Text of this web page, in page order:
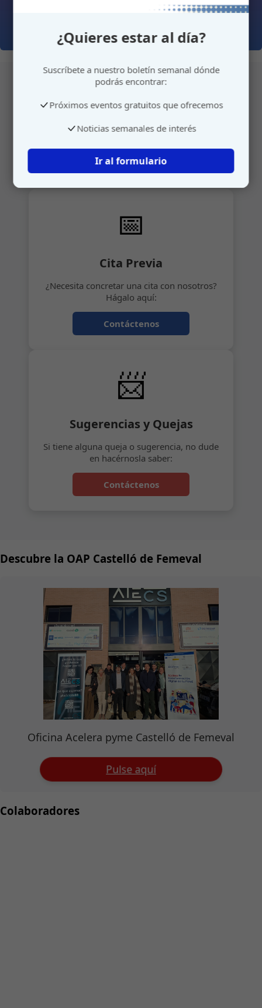
Atención personalizada
manera rápida y sencilla.
📅
Cita Previa
¿Necesita concretar una cita con nosotros?
Hágalo aquí:
Contáctenos
📨
Sugerencias y Quejas
Si tiene alguna queja o sugerencia, no dude
en hacérnosla saber:
Contáctenos
Descubre la OAP Castelló de Femeval
Oficina Acelera pyme Castelló de Femeval
Pulse aquí
¿Quieres estar al día?
Suscríbete a nuestro boletín semanal dónde
podrás encontrar:
Próximos eventos gratuitos que ofrecemos
Noticias semanales de interés
Ir al formulario
Colaboradores